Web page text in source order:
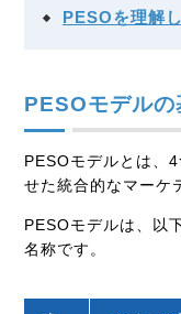
PESOを理解
PESOモデルの
PESOモデルとは、
せた統合的なマーケ
PESOモデルは、以
名称です。